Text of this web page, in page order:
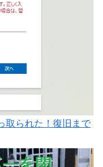
取られた！復旧まで